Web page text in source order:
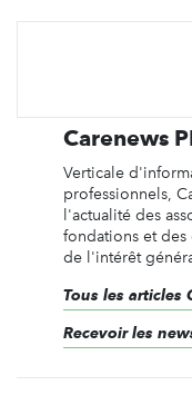
Carenews
Verticale
professionnels,
l'actualité des
fondations et des
de l'intérêt
Tous les articles
Recevoir les